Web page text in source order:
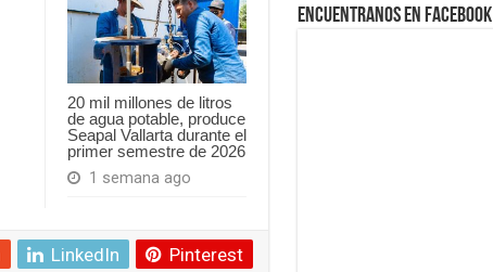
20 mil millones de litros
de agua potable, produce
Seapal Vallarta durante el
primer semestre de 2026
1 semana ago
LinkedIn Pinterest
Encuentranos en Facebook